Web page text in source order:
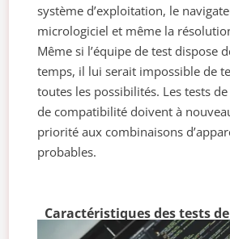
système d’exploitation, le
micrologiciel et même la
Même si l’équipe de test dispose
temps, il lui serait impossible de
toutes les possibilités. Les tests
de compatibilité doivent à
priorité aux combinaisons
probables.
Caractéristiques des tests